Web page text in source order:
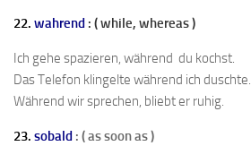
22. wahrend : ( while, whereas )
Ich gehe spazieren, während du kochst.
Das Telefon klingelte während ich duschte.
Während wir sprechen, bliebt er ruhig.
23. sobald : ( as soon as )